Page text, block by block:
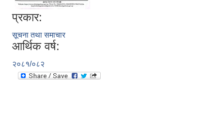
प्रकार:
सूचना तथा समाचार
आर्थिक वर्ष:
२०८१/०८२